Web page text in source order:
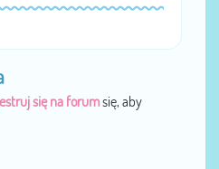
się na forumsię, aby